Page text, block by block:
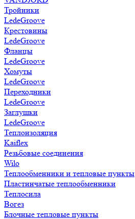
Тройники
LedeGroove
Крестовины
LedeGroove
Фланцы
LedeGroove
Хомуты
LedeGroove
Переходники
LedeGroove
Заглушки
LedeGroove
Теплоизоляция
Kaiflex
Резьбовые соединения
Wilo
Теплообменники и тепловые пункты
Пластинчатые теплообменники
Теплосила
Вогез
Блочные тепловые пункты